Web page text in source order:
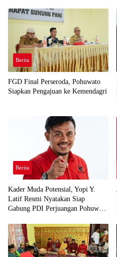
Berita
FGD Final Perseroda, Pohuwato
Siapkan Pengajuan ke Kemendagri
Berita
Kader Muda Potensial, Yopi Y.
Latif Resmi Nyatakan Siap
Gabung PDI Perjuangan Pohuwato